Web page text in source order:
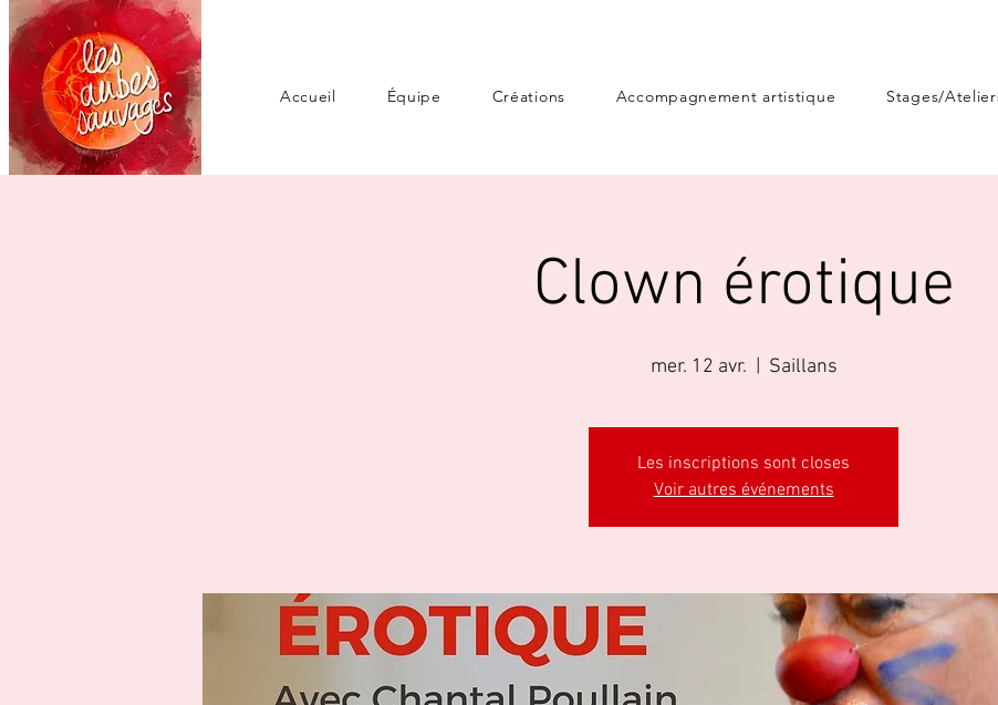
Accueil Équipe Créations Accompagnement artistique Stages/
Clown érotique
mer. 12 avr. Saillans
Les inscriptions sont closes
Voir autres événements